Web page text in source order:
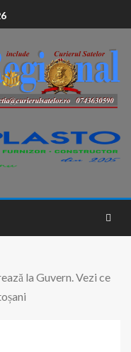
la Guvern. Vezi ce